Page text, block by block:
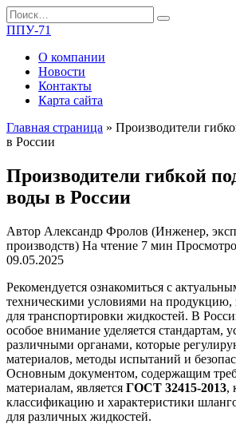
Перейти
к
Search
for:
ППУ-71
О компании
Новости
Контакты
Карта сайта
Главная страница » Производители
в России
Производители гибкой
воды в России
Автор Александр Фролов (Инженер,
производств) На чтение 7 мин
09.05.2025
Рекомендуется ознакомиться с
техническими условиями на продукцию,
для транспортировки жидкостей. В
особое внимание уделяется стандартам,
различными органами, которые
материалов, методы испытаний и
Основным документом, содержащим
материалам, является ГОСТ 32415-2013,
классификацию и характеристики
для различных жидкостей.